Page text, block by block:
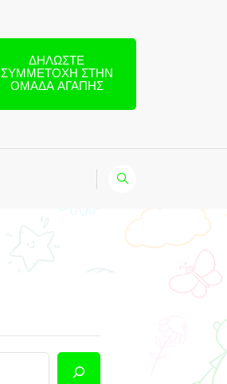
ΔΗΛΏΣΤΕ
ΣΥΜΜΕΤΟΧΉ ΣΤΗΝ
ΟΜΆΔΑ ΑΓΆΠΗΣ